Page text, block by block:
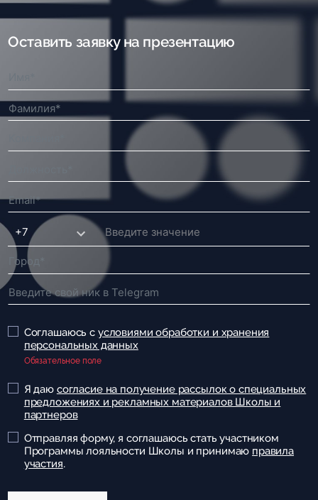
Оставить заявку на презентацию
Соглашаюсь с условиями обработки и хранения
персональных данных
Обязательное поле
Я даю согласие на получение рассылок о специальных
предложениях и рекламных материалов Школы и
партнеров
Отправляя форму, я соглашаюсь стать участником
Программы лояльности Школы и принимаю правила
участия.